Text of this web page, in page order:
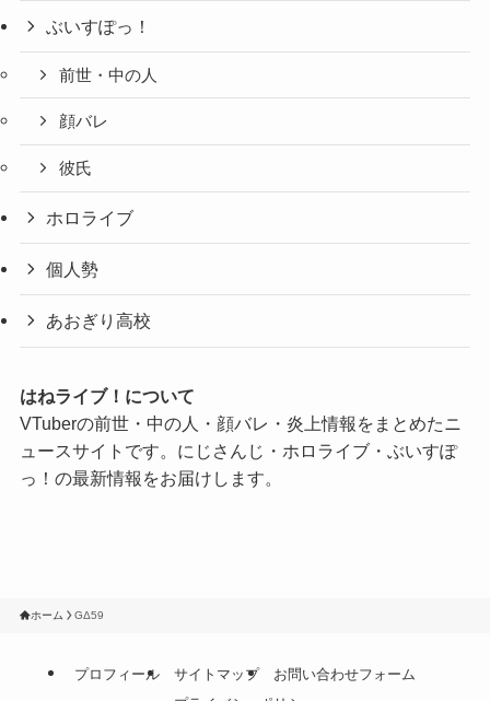
ぶいすぽっ！
前世・中の人
顔バレ
彼氏
ホロライブ
個人勢
あおぎり高校
はねライブ！について
VTuberの前世・中の人・顔バレ・炎上情報をまとめたニ
ュースサイトです。にじさんじ・ホロライブ・ぶいすぽ
っ！の最新情報をお届けします。
ホーム GΔ59
プロフィール サイトマップ
お問い合わせフォーム